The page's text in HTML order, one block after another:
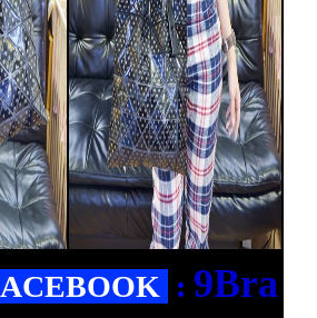
ACEBOOK : 9Bra